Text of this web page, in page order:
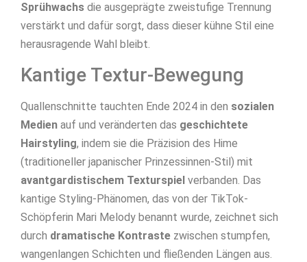
Sprühwachs die ausgeprägte zweistufige Trennung
verstärkt und dafür sorgt, dass dieser kühne Stil eine
herausragende Wahl bleibt.
Kantige Textur-Bewegung
Quallenschnitte tauchten Ende 2024 in den sozialen
Medien auf und veränderten das geschichtete
Hairstyling, indem sie die Präzision des Hime
(traditioneller japanischer Prinzessinnen-Stil) mit
avantgardistischem Texturspiel verbanden. Das
kantige Styling-Phänomen, das von der TikTok-
Schöpferin Mari Melody benannt wurde, zeichnet sich
durch dramatische Kontraste zwischen stumpfen,
wangenlangen Schichten und fließenden Längen aus.